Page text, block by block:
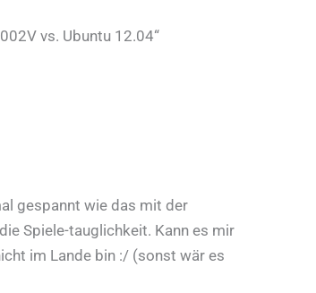
vs. Ubuntu 12.04“
gespannt wie das mit der
Spiele-tauglichkeit. Kann es mir
im Lande bin :/ (sonst wär es